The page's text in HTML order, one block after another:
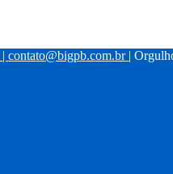
|contato@bigpb.com.br |